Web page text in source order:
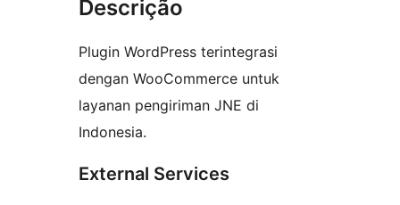
Descrição
Plugin WordPress terintegrasi
dengan WooCommerce untuk
layanan pengiriman JNE di
Indonesia.
External Services